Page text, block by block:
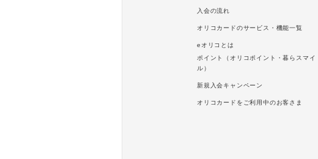
入会の流れ
オリコカードのサービス・機能一覧
eオリコとは
ポイント（オリコポイント・暮らスマイ
ル）
新規入会キャンペーン
オリコカードをご利用中のお客さま